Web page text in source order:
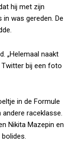
hij met zijn
in was gereden. De
„Helemaal naakt
Twitter bij een foto
in de Formule
raceklasse.
Nikita Mazepin en